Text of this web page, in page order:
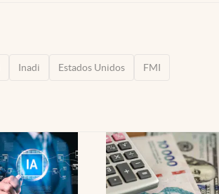
Inadi Estados Unidos FMI